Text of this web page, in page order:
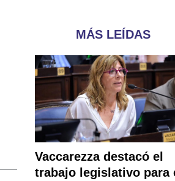
MÁS LEÍDAS
Vaccarezza destacó el
trabajo legislativo para